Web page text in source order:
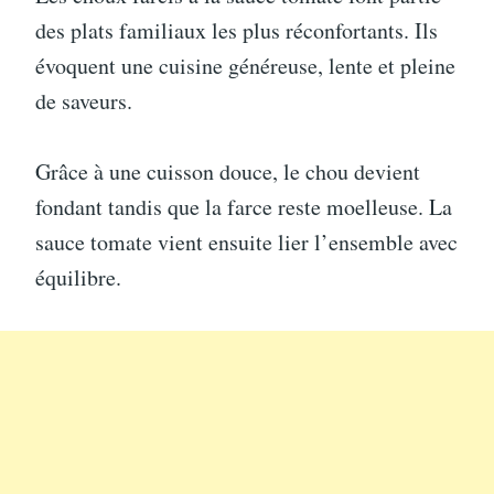
des plats familiaux les plus réconfortants. Ils
évoquent une cuisine généreuse, lente et pleine
de saveurs.
Grâce à une cuisson douce, le chou devient
fondant tandis que la farce reste moelleuse. La
sauce tomate vient ensuite lier l’ensemble avec
équilibre.